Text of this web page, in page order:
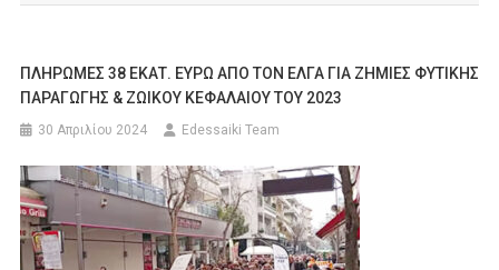
ΠΛΗΡΩΜΕΣ 38 ΕΚΑΤ. ΕΥΡΩ ΑΠΟ ΤΟΝ ΕΛΓΑ ΓΙΑ ΖΗΜΙΕΣ ΦΥΤΙΚΗΣ
ΠΑΡΑΓΩΓΗΣ & ΖΩΙΚΟΥ ΚΕΦΑΛΑΙΟΥ ΤΟΥ 2023
30 Απριλίου 2024 Edessaiki Team